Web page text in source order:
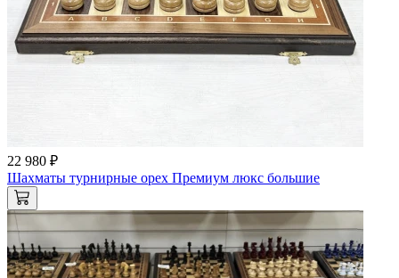
22 980 ₽
Шахматы турнирные орех Премиум люкс большие